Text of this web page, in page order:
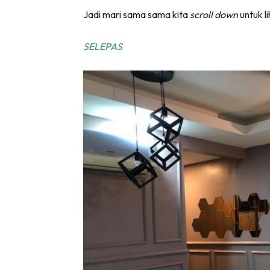
Jadi mari sama sama kita scroll downuntuk
SELEPAS